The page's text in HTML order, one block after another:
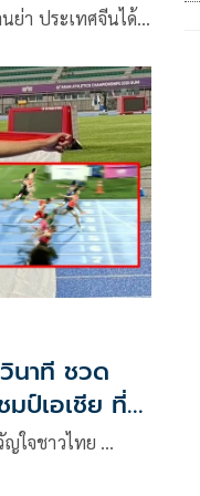
ย่า ประเทศจีนได้
มที่
าที ชวด
ป์เอเชีย ที่
ใจชาวไทย …